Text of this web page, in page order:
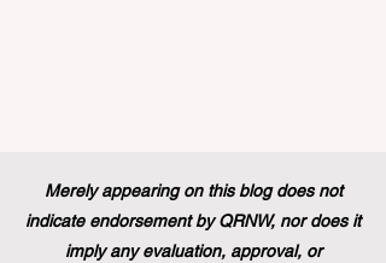
Merely appearing on this blog does not
indicate endorsement by QRNW, nor does it
imply any evaluation, approval, or